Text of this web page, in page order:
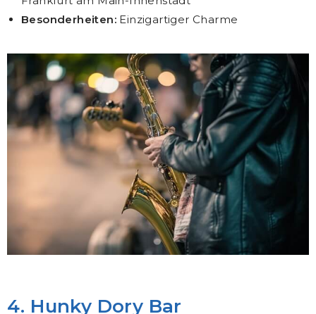
Besonderheiten: Einzigartiger Charme
4. Hunky Dory Bar